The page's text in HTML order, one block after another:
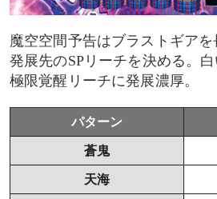
魔空空間予告はブラストギア
発展先のSPリーチを決める。
極限覚醒リーチに発展濃厚。
パターン
蒼鬼
天海